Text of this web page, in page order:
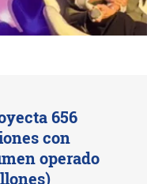
656
con
operado